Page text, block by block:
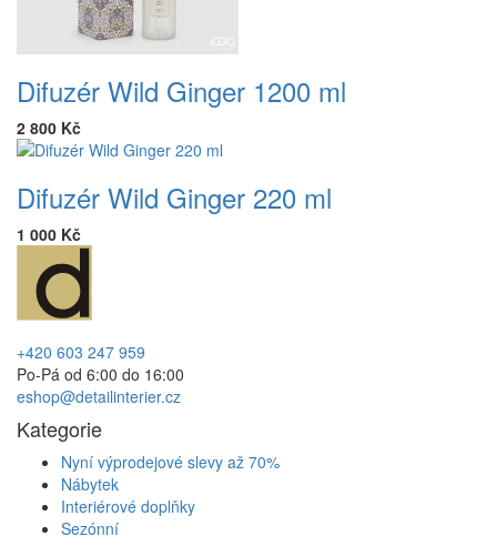
Difuzér Wild Ginger 1200 ml
2 800 Kč
Difuzér Wild Ginger 220 ml
1 000 Kč
+420 603 247 959
Po-Pá od 6:00 do 16:00
eshop@detailinterier.cz
Kategorie
Nyní výprodejové slevy až 70%
Nábytek
Interiérové doplňky
Sezónní